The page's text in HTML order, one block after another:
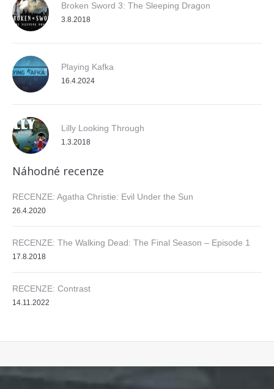
Broken Sword 3: The Sleeping Dragon
3.8.2018
Playing Kafka
16.4.2024
Lilly Looking Through
1.3.2018
Náhodné recenze
RECENZE: Agatha Christie: Evil Under the Sun
26.4.2020
RECENZE: The Walking Dead: The Final Season – Episode 1
17.8.2018
RECENZE: Contrast
14.11.2022